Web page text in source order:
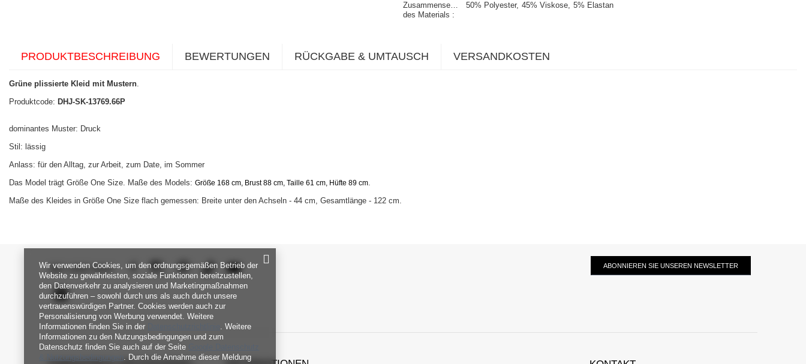
Zusammensetzung
des Materials
50% Polyester 45% Viskose 5% Elastan
PRODUKTBESCHREIBUNG BEWERTUNGEN RÜCKGABE & UMTAUSCH VERSANDKOSTEN
Grüne plissierte Kleid mit Mustern.
Produktcode: DHJ-SK-13769.66P
dominantes Muster: Druck
Stil: lässig
Anlass: für den Alltag, zur Arbeit, zum Date, im Sommer
Das Model trägt Größe One Size. Maße des Models: Größe 168 cm, Brust 88 cm, Taille 61 cm, Hüfte 89 cm.
Maße des Kleides in Größe One Size flach gemessen: Breite unter den Achseln - 44 cm, Gesamtlänge - 122 cm.
SEI UNS NAH ABONNIEREN SIE UNSEREN NEWSLETTER
Wir verwenden Cookies, um den ordnungsgemäßen Betrieb der
Website zu gewährleisten, soziale Funktionen bereitzustellen,
den Datenverkehr zu analysieren und Marketingmaßnahmen
durchzuführen – sowohl durch uns als auch durch unsere
vertrauenswürdigen Partner. Cookies werden auch zur
Personalisierung von Werbung verwendet. Weitere
Informationen finden Sie in der
. Weitere
Informationen zu den Nutzungsbedingungen und zum
Datenschutz finden Sie auch auf der Seite
& Nutzungsbedingungen . Durch die Annahme dieser Meldung